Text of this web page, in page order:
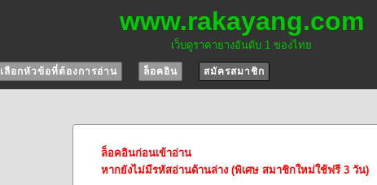
www.rakayang.com
เว็บดูราคายางอันดับ 1 ของไทย
เลือกหัวข้อที่ต้องการอ่าน ล็อคอิน สมัครสมาชิก
ล็อคอินก่อนเข้าอ่าน
หากยังไม่มีรหัสอ่านด้านล่าง (พิเศษ สมาชิกใหม่ใช้ฟรี 3 วัน)